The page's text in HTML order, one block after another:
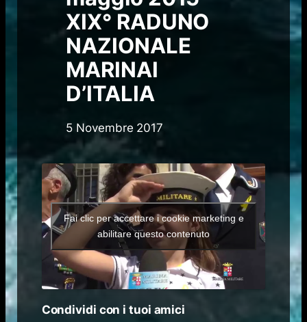
XIX° RADUNO
NAZIONALE
MARINAI
D’ITALIA
5 Novembre 2017
Fai clic per accettare i cookie marketing e
abilitare questo contenuto
Condividi con i tuoi amici